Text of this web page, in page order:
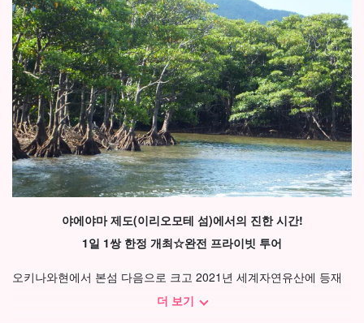
야에야마 제도(이리오모테 섬)에서의 진한 시간!
1일 1쌍 한정 개최☆완전 프라이빗 투어
오키나와현에서 본섬 다음으로 크고 2021년 세계자연유산에 등재
된 '이리오모테 섬'을 무대로 한 완전 프라이빗 투어를 개최합니다.
더 보기